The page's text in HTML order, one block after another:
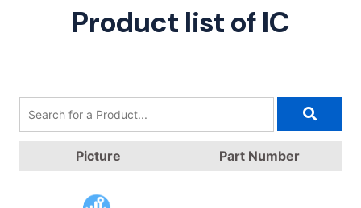
Product list of IC
Picture Part Number